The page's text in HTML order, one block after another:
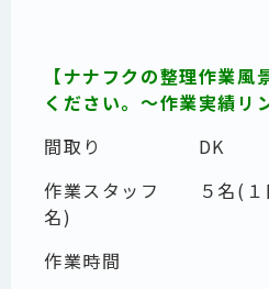
【ナナフクの整理作業風
ください。～作業実績リ
間取り DK
作業スタッフ ５名(１
名)
作業時間